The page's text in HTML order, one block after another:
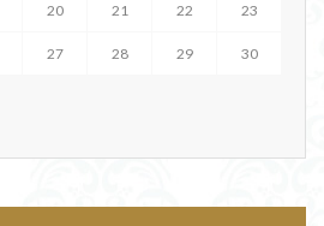
20 21 22 23
27 28 29 30